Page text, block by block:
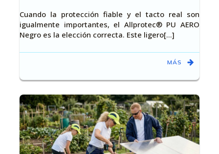
Cuando la protección fiable y el tacto real son
igualmente importantes, el Allprotec® PU AERO
Negro es la elección correcta. Este ligero[…]
MÁS